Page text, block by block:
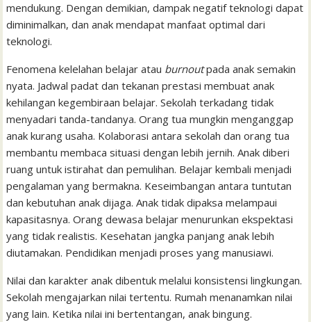
mendukung. Dengan demikian, dampak negatif teknologi dapat
diminimalkan, dan anak mendapat manfaat optimal dari
teknologi.
Fenomena kelelahan belajar atau burnoutpada anak semakin
nyata. Jadwal padat dan tekanan prestasi membuat anak
kehilangan kegembiraan belajar. Sekolah terkadang tidak
menyadari tanda-tandanya. Orang tua mungkin menganggap
anak kurang usaha. Kolaborasi antara sekolah dan orang tua
membantu membaca situasi dengan lebih jernih. Anak diberi
ruang untuk istirahat dan pemulihan. Belajar kembali menjadi
pengalaman yang bermakna. Keseimbangan antara tuntutan
dan kebutuhan anak dijaga. Anak tidak dipaksa melampaui
kapasitasnya. Orang dewasa belajar menurunkan ekspektasi
yang tidak realistis. Kesehatan jangka panjang anak lebih
diutamakan. Pendidikan menjadi proses yang manusiawi.
Nilai dan karakter anak dibentuk melalui konsistensi lingkungan.
Sekolah mengajarkan nilai tertentu. Rumah menanamkan nilai
yang lain. Ketika nilai ini bertentangan, anak bingung.